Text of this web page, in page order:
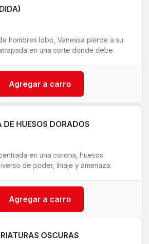
hombres lobo, Vanessa pierde a su
en una corte donde debe
Agregar a carro
HUESOS DORADOS
en una corona, huesos
de poder, linaje y amenaza.
Agregar a carro
OSCURAS